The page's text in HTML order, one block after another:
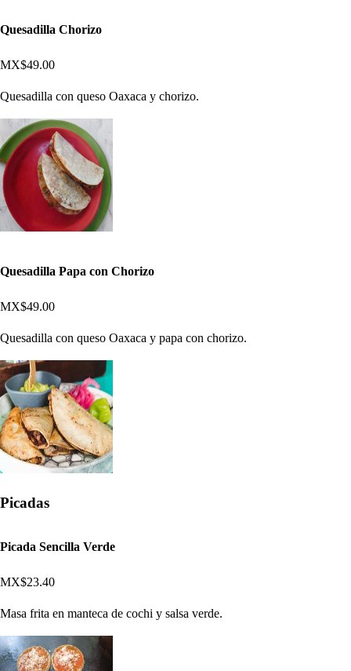
Quesadilla Chorizo
MX$49.00
Quesadilla con queso Oaxaca y chorizo.
Quesadilla Papa con Chorizo
MX$49.00
Quesadilla con queso Oaxaca y papa con chorizo.
Picadas
Picada Sencilla Verde
MX$23.40
Masa frita en manteca de cochi y salsa verde.